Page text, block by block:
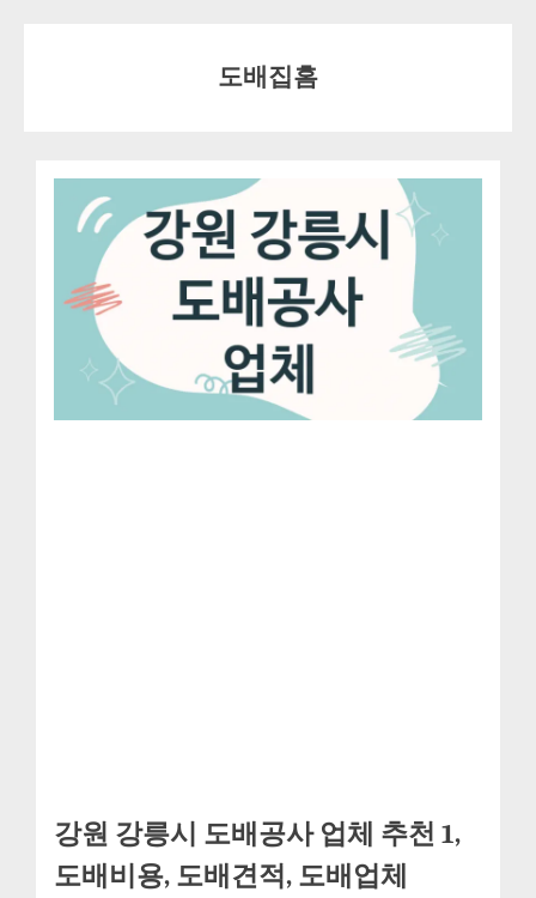
도배집홈
강원 강릉시 도배공사 업체 추천 1,
도배비용, 도배견적, 도배업체